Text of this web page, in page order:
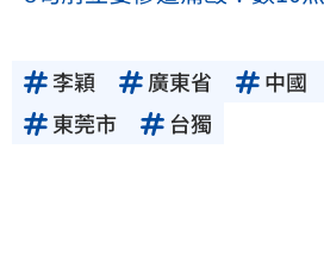
李穎 廣東省 中國
東莞市
台獨